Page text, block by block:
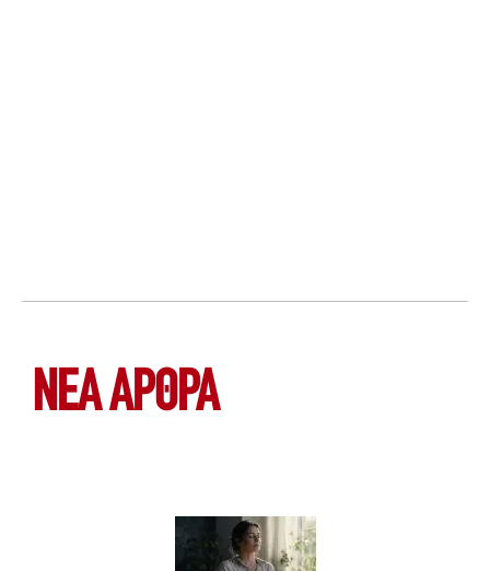
ΝΕΑ ΆΡΘΡΑ